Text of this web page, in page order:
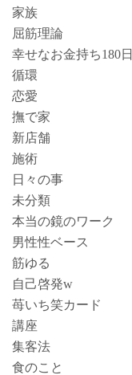
家族
屈筋理論
幸せなお金持ち180
循環
恋愛
撫で家
新店舗
施術
日々の事
未分類
本当の鏡のワーク
男性性ベース
筋ゆる
自己啓発w
苺いち笑カード
講座
集客法
食のこと